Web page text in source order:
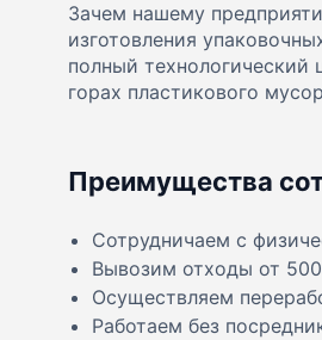
Зачем нашему
изготовления
полный технологический
горах пластикового
Преимущества
Сотрудничаем с
Вывозим отходы от
Осуществляем
Работаем без